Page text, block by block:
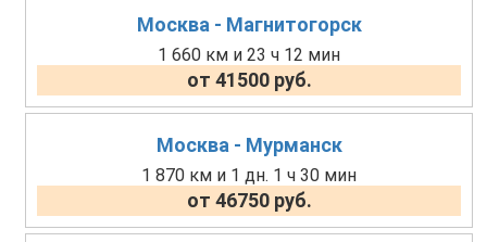
Москва - Магнитогорск
1 660 км и 23 ч 12 мин
от 41500 руб.
Москва - Мурманск
1 870 км и 1 дн. 1 ч 30 мин
от 46750 руб.